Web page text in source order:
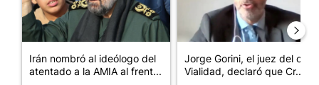
Irán nombró al ideólogo del
atentado a la AMIA al frent...
Jorge Gorini, el juez del caso
Vialidad, declaró que Cr...